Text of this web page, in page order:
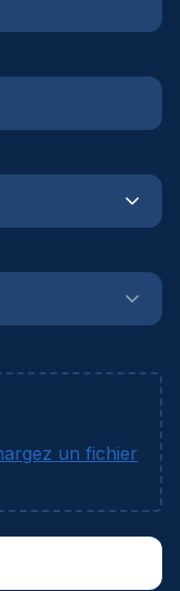
Opleidingen
zoals
en sportieve
en
un fichier